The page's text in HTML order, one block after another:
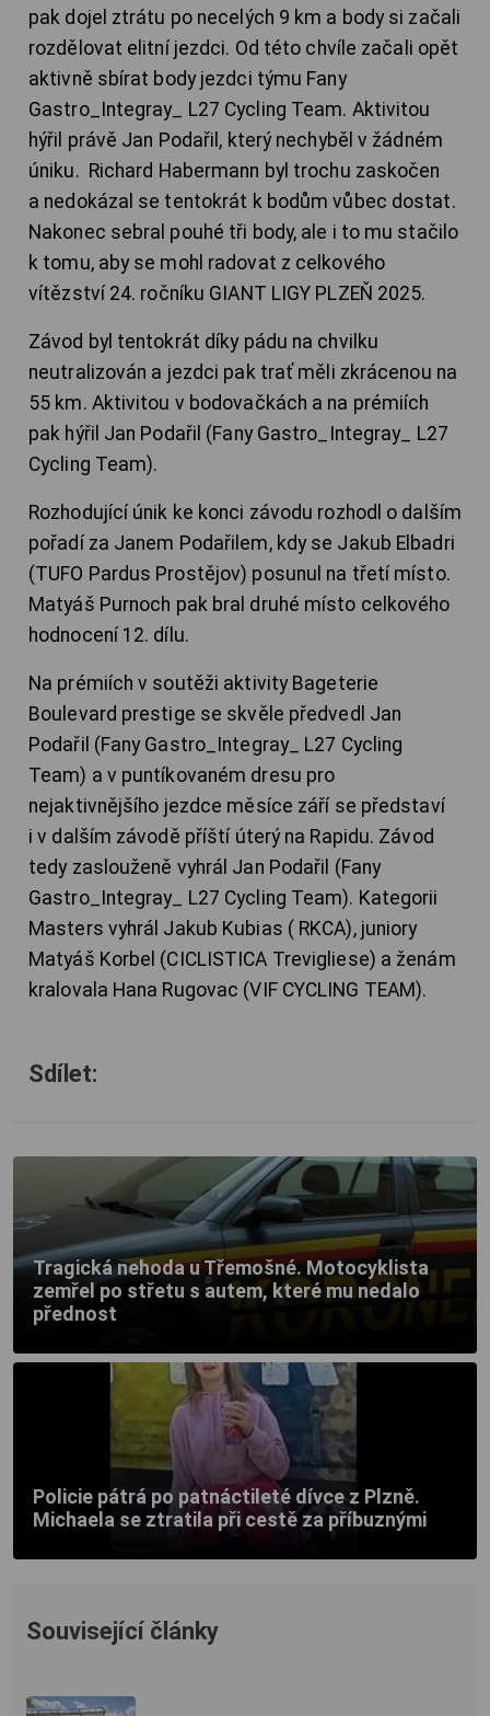
pak dojel ztrátu po necelých 9 km a body si začali
rozdělovat elitní jezdci. Od této chvíle začali opět
aktivně sbírat body jezdci týmu Fany
Gastro_Integray_ L27 Cycling Team. Aktivitou
hýřil právě Jan Podařil, který nechyběl v žádném
úniku. Richard Habermann byl trochu zaskočen
a nedokázal se tentokrát k bodům vůbec dostat.
Nakonec sebral pouhé tři body, ale i to mu stačilo
k tomu, aby se mohl radovat z celkového
vítězství 24. ročníku GIANT LIGY PLZEŇ 2025.
Závod byl tentokrát díky pádu na chvilku
neutralizován a jezdci pak trať měli zkrácenou na
55 km. Aktivitou v bodovačkách a na prémiích
pak hýřil Jan Podařil (Fany Gastro_Integray_ L27
Cycling Team).
Rozhodující únik ke konci závodu rozhodl o dalším
pořadí za Janem Podařilem, kdy se Jakub Elbadri
(TUFO Pardus Prostějov) posunul na třetí místo.
Matyáš Purnoch pak bral druhé místo celkového
hodnocení 12. dílu.
Na prémiích v soutěži aktivity Bageterie
Boulevard prestige se skvěle předvedl Jan
Podařil (Fany Gastro_Integray_ L27 Cycling
Team) a v puntíkovaném dresu pro
nejaktivnějšího jezdce měsíce září se představí
i v dalším závodě příští úterý na Rapidu. Závod
tedy zaslouženě vyhrál Jan Podařil (Fany
Gastro_Integray_ L27 Cycling Team). Kategorii
Masters vyhrál Jakub Kubias ( RKCA), juniory
Matyáš Korbel (CICLISTICA Trevigliese) a ženám
kralovala Hana Rugovac (VIF CYCLING TEAM).
Sdílet:
Tragická nehoda u Třemošné. Motocyklista
zemřel po střetu s autem, které mu nedalo
přednost
Policie pátrá po patnáctileté dívce z Plzně.
Michaela se ztratila při cestě za příbuznými
Související články